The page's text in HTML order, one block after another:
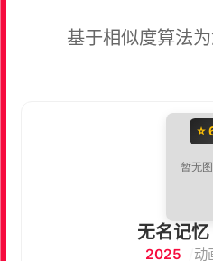
基于相似度算法
⭐
无名记
2025 动